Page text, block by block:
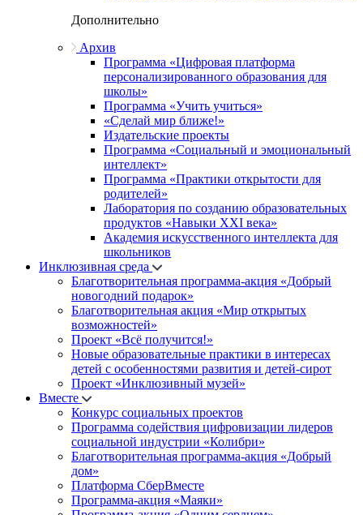
Дополнительно
Архив
Программа «Цифровая платформа
персонализированного образования для
школы»
Программа «Учить учиться»
«Сделай мир ближе!»
Издательские проекты
Программа «Социальный и эмоциональный
интеллект»
Программа «Практики открытости для
родителей»
Лаборатория по созданию образовательных
продуктов «Навыки XXI века»
Академия искусственного интеллекта для
школьников
Инклюзивная среда
Благотворительная программа-акция «Добрый
новогодний подарок»
Благотворительная акция «Мир открытых
возможностей»
Проект «Всё получится!»
Новые образовательные практики в интересах
детей с особенностями развития и детей-сирот
Проект «Инклюзивный музей»
Вместе
Конкурс социальных проектов
Программа содействия цифровизации лидеров
социальной индустрии «Колибри»
Благотворительная программа-акция «Добрый
дом»
Платформа СберВместе
Программа-акция «Маяки»